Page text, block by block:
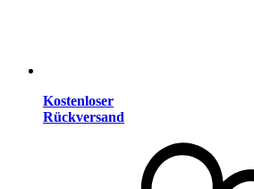
Kostenloser
Rückversand